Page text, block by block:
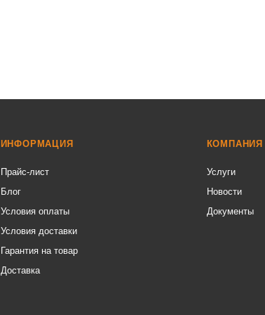
ИНФОРМАЦИЯ
Прайс-лист
Блог
Условия оплаты
Условия доставки
Гарантия на товар
Доставка
КОМПАНИЯ
Услуги
Новости
Документы